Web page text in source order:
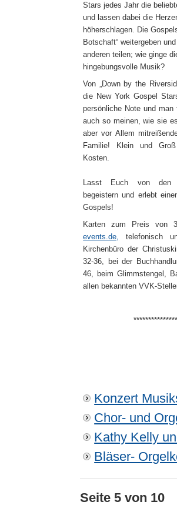
Stars jedes Jahr die
und lassen dabei die
höherschlagen. Die
Botschaft“ weitergeben
anderen teilen; wie ginge
hingebungsvolle Musik?
Von „Down by the
die New York Gospel
persönliche Note und
auch so meinen, wie sie
aber vor Allem
Familie! Klein und
Kosten.
Lasst Euch von den
begeistern und erlebt
Gospels!
Karten zum Preis
events.de, telefonisch
Kirchenbüro der
32-36, bei der
46, beim Glimmstengel,
allen bekannten VVK-
Konzert
Chor- und
Kathy Kelly
Bläser-
Seite 5 von 10